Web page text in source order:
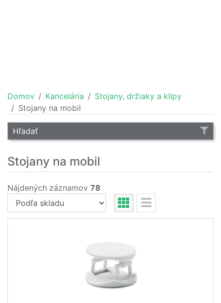
Domov Kancelária
Stojany, držiaky a klipy
Stojany na mobil
Hľadať
Stojany na mobil
Nájdených záznamov 78